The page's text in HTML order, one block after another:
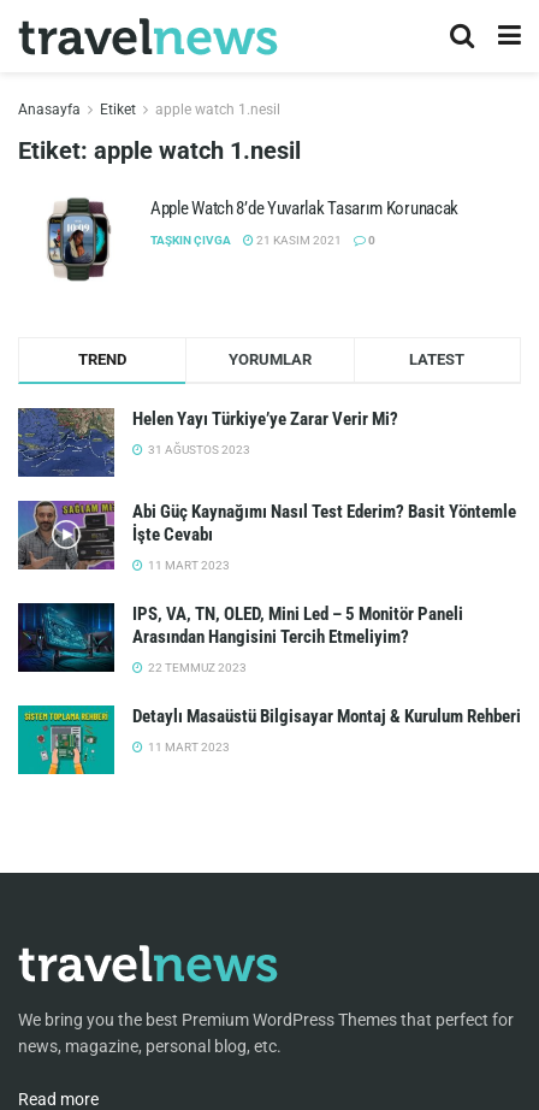
Anasayfa Etiket apple watch 1.nesil
Etiket: apple watch 1.nesil
Apple Watch 8’de Yuvarlak Tasarım Korunacak
TAŞKIN ÇIVGA 21 KASIM 2021 0
TREND YORUMLAR LATEST
Helen Yayı Türkiye’ye Zarar Verir Mi?
31 AĞUSTOS 2023
Abi Güç Kaynağımı Nasıl Test Ederim? Basit Yöntemle
İşte Cevabı
11 MART 2023
IPS, VA, TN, OLED, Mini Led – 5 Monitör Paneli
Arasından Hangisini Tercih Etmeliyim?
22 TEMMUZ 2023
Detaylı Masaüstü Bilgisayar Montaj & Kurulum Rehberi
11 MART 2023
We bring you the best Premium WordPress Themes that perfect for
news, magazine, personal blog, etc.
Read more